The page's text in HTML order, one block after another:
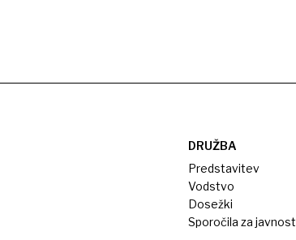
DRUŽBA
Predstavitev
Vodstvo
Dosežki
Sporočila za javnost